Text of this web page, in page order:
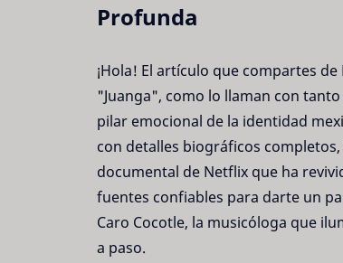
Profunda
¡Hola! El artículo que compartes
"Juanga", como lo llaman con
pilar emocional de la identidad
con detalles biográficos
documental de Netflix que ha
fuentes confiables para darte un
Caro Cocotle, la musicóloga que
a paso.